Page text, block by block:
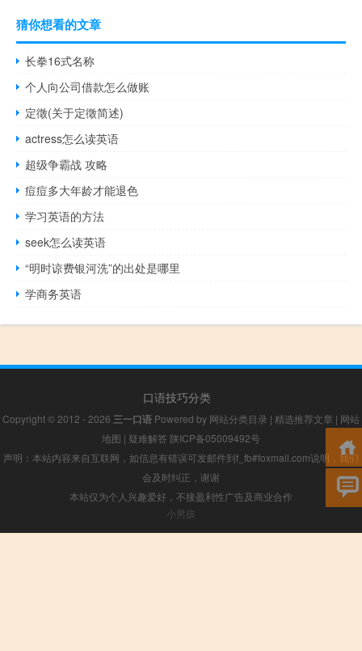
猜你想看的文章
长拳16式名称
个人向公司借款怎么做账
定徵(关于定徵简述)
actress怎么读英语
超级争霸战 攻略
痘痘多大年龄才能退色
学习英语的方法
seek怎么读英语
“明时谅费银河洗”的出处是哪里
学商务英语
口语技巧分类
Copyright © 2012 - 2026 三一口语 Powered by 网站分类目录 | 精选推荐文章 | 网站
地图 | 疑难解答 陕ICP备05009492号
声明：本站内容来自互联网，如信息有错误可发邮件到f_fb#foxmail.com说明，我们
会及时纠正，谢谢
本站仅为个人兴趣爱好，不接盈利性广告及商业合作
小男孩